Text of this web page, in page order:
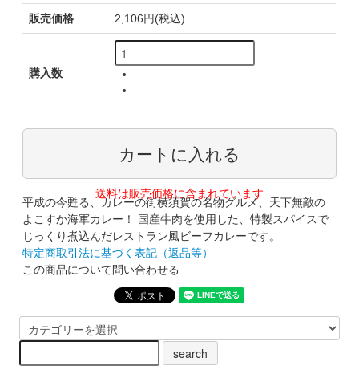
販売価格 2,106円(税込)
購入数
送料は販売価格に含まれています
平成の今甦る、カレーの街横須賀の名物グルメ、天下無敵の
よこすか海軍カレー！ 国産牛肉を使用した、特製スパイスで
じっくり煮込んだレストラン風ビーフカレーです。
特定商取引法に基づく表記（返品等）
この商品について問い合わせる